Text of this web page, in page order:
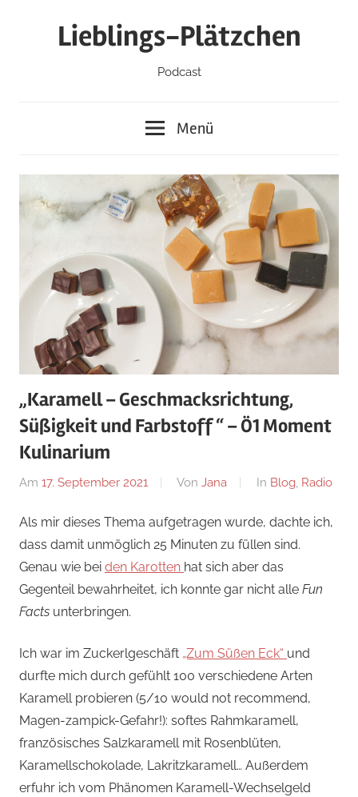
Lieblings-Plätzchen
Podcast
Menü
„Karamell – Geschmacksrichtung,
Süßigkeit und Farbstoff “ – Ö1 Moment
Kulinarium
Am 17. September 2021 Von Jana In Blog, Radio
Als mir dieses Thema aufgetragen wurde, dachte ich,
dass damit unmöglich 25 Minuten zu füllen sind.
Genau wie bei den Karotten hat sich aber das
Gegenteil bewahrheitet, ich konnte gar nicht alle Fun
Facts unterbringen.
Ich war im Zuckerlgeschäft „Zum Süßen Eck“ und
durfte mich durch gefühlt 100 verschiedene Arten
Karamell probieren (5/10 would not recommend,
Magen-zampick-Gefahr!): softes Rahmkaramell,
französisches Salzkaramell mit Rosenblüten,
Karamellschokolade, Lakritzkaramell… Außerdem
erfuhr ich vom Phänomen Karamell-Wechselgeld